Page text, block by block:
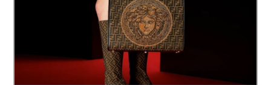
実録！海外ショップで買ってみた！